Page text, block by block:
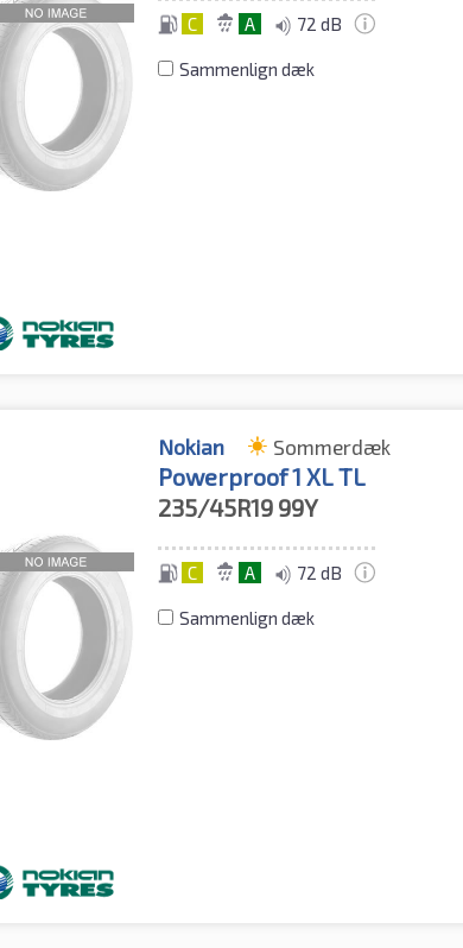
C A 72 dB
Sammenlign dæk
Nokian Sommerdæk
Powerproof 1 XL TL
235/45R19 99Y
C A 72 dB
Sammenlign dæk